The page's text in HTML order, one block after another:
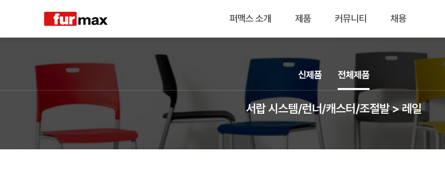
퍼맥스 소개 제품 커뮤니티 채용
서랍 시스템/런너/캐스터/조절발 > 레일
신제품 전체제품